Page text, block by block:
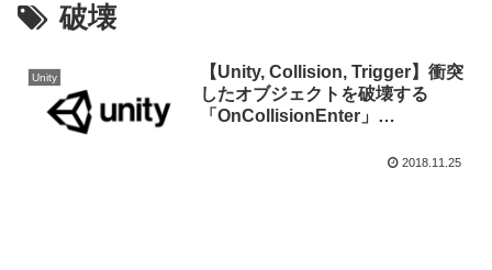
破壊
Unity
【Unity, Collision, Trigger】衝突
したオブジェクトを破壊する
「OnCollisionEnter」
2018.11.25